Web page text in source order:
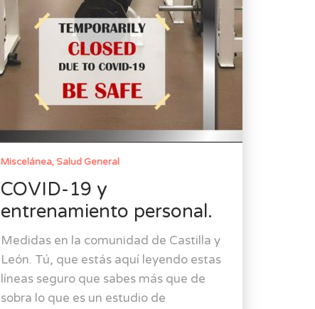
Miscelánea Salud General
COVID-19 y
entrenamiento personal.
Medidas en la comunidad de Castilla y
León. Tú, que estás aquí leyendo estas
líneas seguro que sabes más que de
sobra lo que es un estudio de